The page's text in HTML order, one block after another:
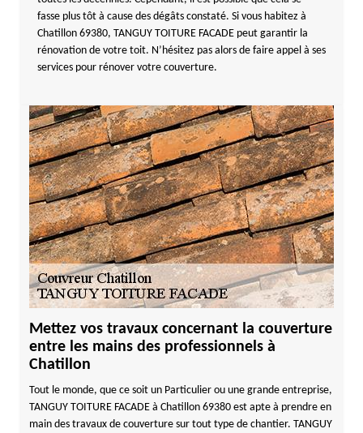
fasse plus tôt à cause des dégâts constaté. Si vous habitez à
Chatillon 69380, TANGUY TOITURE FACADE peut garantir la
rénovation de votre toit. N’hésitez pas alors de faire appel à ses
services pour rénover votre couverture.
Mettez vos travaux concernant la couverture
entre les mains des professionnels à
Chatillon
Tout le monde, que ce soit un Particulier ou une grande entreprise,
TANGUY TOITURE FACADE à Chatillon 69380 est apte à prendre en
main des travaux de couverture sur tout type de chantier. TANGUY